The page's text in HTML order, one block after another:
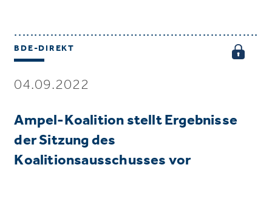
BDE-DIREKT
04.09.2022
Ampel-Koalition stellt Ergebnisse
der Sitzung des
Koalitionsausschusses vor